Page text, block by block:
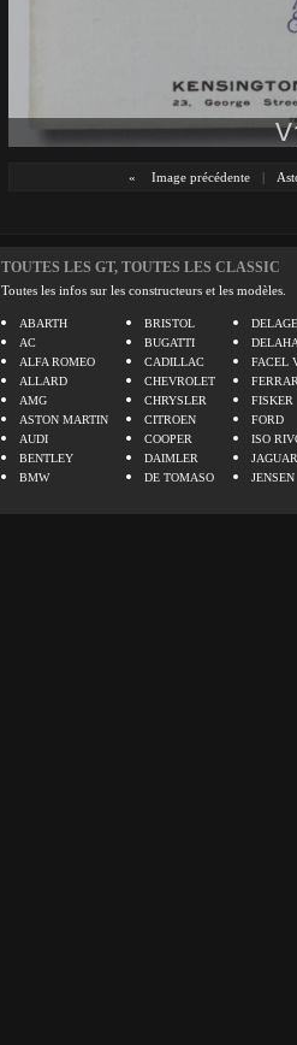
« Image précédente |
TOUTES LES GT, TOUTES LES CLASSIC
Toutes les infos sur les constructeurs et les modèles.
ABARTH
AC
ALFA ROMEO
ALLARD
AMG
ASTON MARTIN
AUDI
BENTLEY
BMW
BRISTOL
BUGATTI
CADILLAC
CHEVROLET
CHRYSLER
CITROEN
COOPER
DAIMLER
DE TOMASO
DELAGE
FACEL
FISKER
FORD
ISO
JAGUAR
JENSEN